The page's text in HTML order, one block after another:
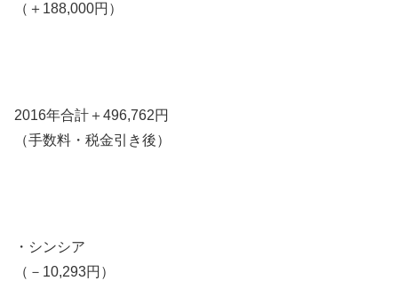
（＋188,000円）
2016年合計＋496,762円
（手数料・税金引き後）
・シンシア
（－10,293円）